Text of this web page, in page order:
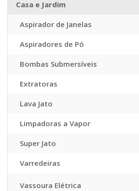
Casa e Jardim
Aspirador de Janelas
Aspiradores de Pó
Bombas Submersíveis
Extratoras
Lava Jato
Limpadoras a Vapor
Super Jato
Varredeiras
Vassoura Elétrica